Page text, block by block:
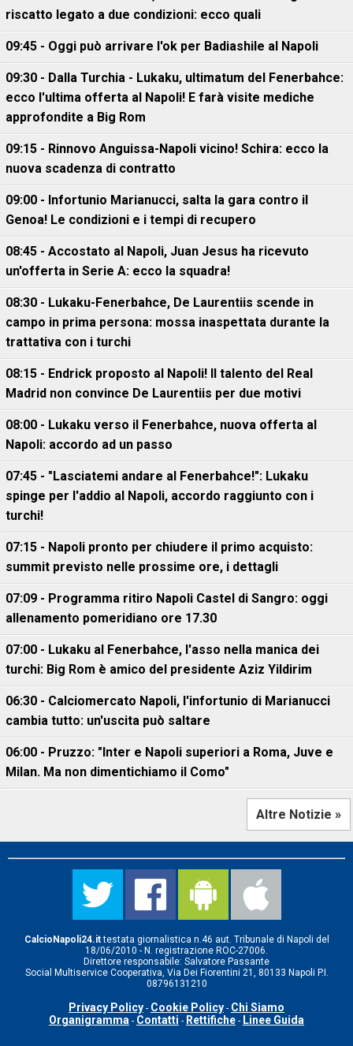
riscatto legato a due condizioni: ecco quali
09:45 - Oggi può arrivare l'ok per Badiashile al Napoli
09:30 - Dalla Turchia - Lukaku, ultimatum del Fenerbahce:
ecco l'ultima offerta al Napoli! E farà visite mediche
approfondite a Big Rom
09:15 - Rinnovo Anguissa-Napoli vicino! Schira: ecco la
nuova scadenza di contratto
09:00 - Infortunio Marianucci, salta la gara contro il
Genoa! Le condizioni e i tempi di recupero
08:45 - Accostato al Napoli, Juan Jesus ha ricevuto
un'offerta in Serie A: ecco la squadra!
08:30 - Lukaku-Fenerbahce, De Laurentiis scende in
campo in prima persona: mossa inaspettata durante la
trattativa con i turchi
08:15 - Endrick proposto al Napoli! Il talento del Real
Madrid non convince De Laurentiis per due motivi
08:00 - Lukaku verso il Fenerbahce, nuova offerta al
Napoli: accordo ad un passo
07:45 - "Lasciatemi andare al Fenerbahce!": Lukaku
spinge per l'addio al Napoli, accordo raggiunto con i
turchi!
07:15 - Napoli pronto per chiudere il primo acquisto:
summit previsto nelle prossime ore, i dettagli
07:09 - Programma ritiro Napoli Castel di Sangro: oggi
allenamento pomeridiano ore 17.30
07:00 - Lukaku al Fenerbahce, l'asso nella manica dei
turchi: Big Rom è amico del presidente Aziz Yildirim
06:30 - Calciomercato Napoli, l'infortunio di Marianucci
cambia tutto: un'uscita può saltare
06:00 - Pruzzo: "Inter e Napoli superiori a Roma, Juve e
Milan. Ma non dimentichiamo il Como"
Altre Notizie »
CalcioNapoli24.ittestata giornalistica n.46 aut. Tribunale di Napoli del
18/06/2010 - N. registrazione ROC-27006.
Direttore responsabile: Salvatore Passante
Social Multiservice Cooperativa, Via Dei Fiorentini 21, 80133 Napoli P.I.
08796131210
Privacy Policy - Cookie Policy - Chi Siamo
Organigramma - Contatti - Rettifiche - Linee Guida